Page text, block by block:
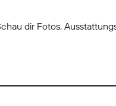
dir Fotos,